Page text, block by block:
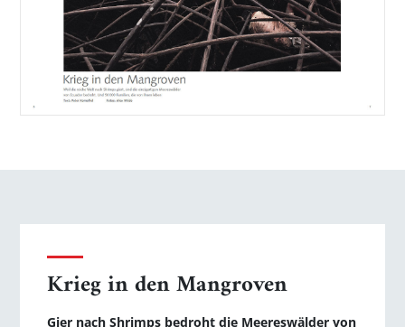
Krieg in den Mangroven
Gier nach Shrimps bedroht die Meereswälder von